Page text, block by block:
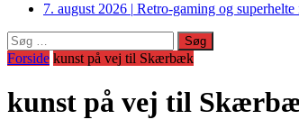
7. august 2026 | Retro-gaming og
Søg
efter:
Forside kunst på vej til Skærbæk
kunst på vej til